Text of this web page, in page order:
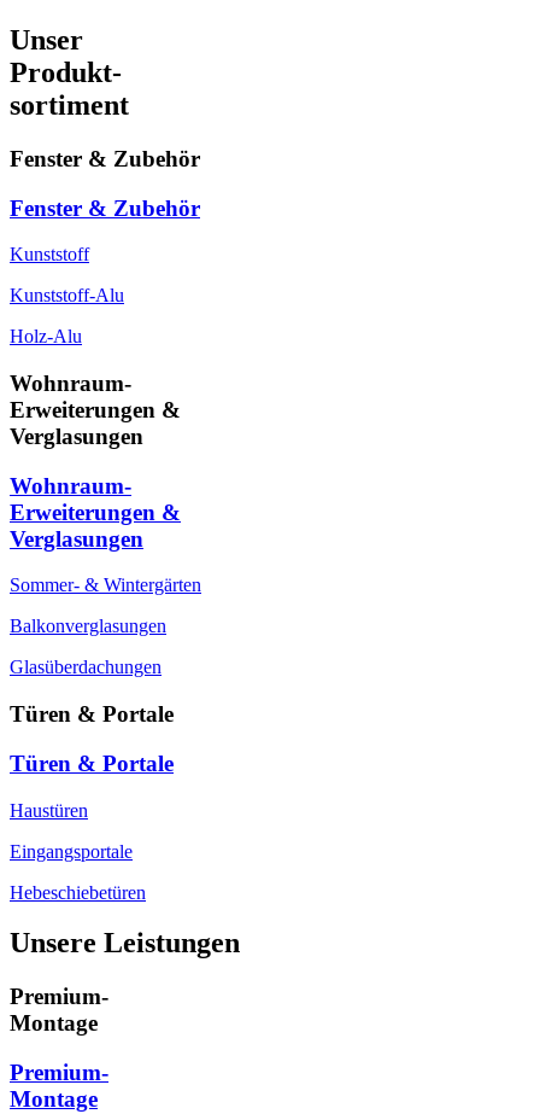
Unser
Produkt-
sortiment
Fenster & Zubehör
Fenster & Zubehör
Kunststoff
Kunststoff-Alu
Holz-Alu
Wohnraum-
Erweiterungen &
Verglasungen
Wohnraum-
Erweiterungen &
Verglasungen
Sommer- & Wintergärten
Balkonverglasungen
Glasüberdachungen
Türen & Portale
Türen & Portale
Haustüren
Eingangsportale
Hebeschiebetüren
Unsere Leistungen
Premium-
Montage
Premium-
Montage